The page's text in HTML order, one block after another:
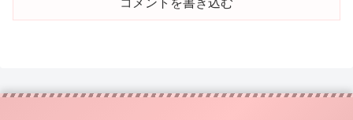
コメントを書き込む